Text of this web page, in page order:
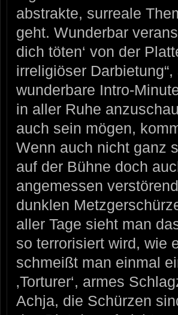
abstrakte, surreale
geht. Wunderbar
dich töten‘ von der
irreligiöser
wunderbare Intro-
in aller Ruhe
auch sein mögen,
Wenn auch nicht ganz
auf der Bühne doch
angemessen
dunklen
aller Tage sieht man
so terrorisiert wird, wie
schmeißt man einmal
‚Torturer‘, armes
Achja, die Schürzen